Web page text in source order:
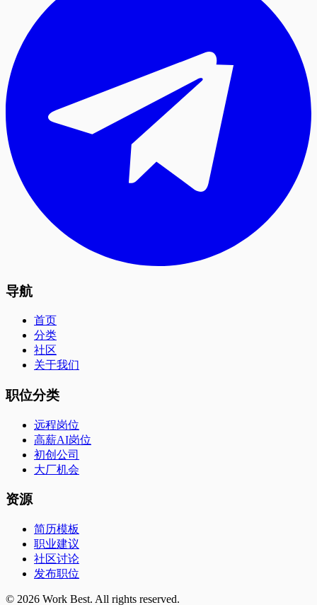
导航
首页
分类
社区
关于我们
职位分类
远程岗位
高薪AI岗位
初创公司
大厂机会
资源
简历模板
职业建议
社区讨论
发布职位
© 2026 Work Best. All rights reserved.